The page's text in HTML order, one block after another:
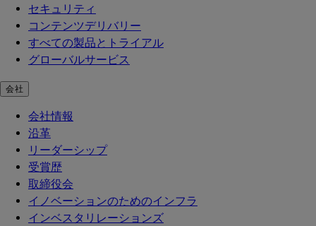
セキュリティ
コンテンツデリバリー
すべての製品とトライアル
グローバルサービス
会社
会社情報
沿革
リーダーシップ
受賞歴
取締役会
イノベーションのためのインフラ
インベスタリレーションズ